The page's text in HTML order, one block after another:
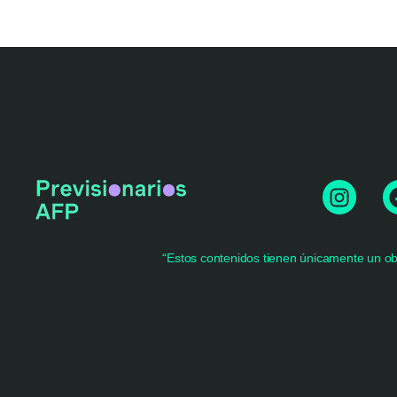
I
n
t
“Estos contenidos tienen únicamente un